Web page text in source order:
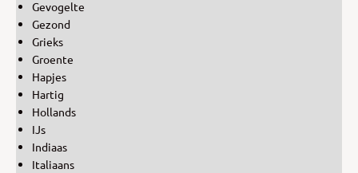
Gevogelte
Gezond
Grieks
Groente
Hapjes
Hartig
Hollands
IJs
Indiaas
Italiaans